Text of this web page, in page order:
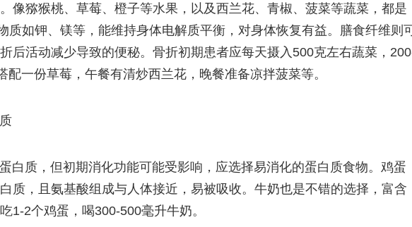
像猕猴桃、草莓、橙子等水果，以及西兰花、青椒、菠菜等蔬菜，都是
质如钾、镁等，能维持身体电解质平衡，对身体恢复有益。膳食纤维则
后活动减少导致的便秘。骨折初期患者应每天摄入500克左右蔬菜，
配一份草莓，午餐有清炒西兰花，晚餐准备凉拌菠菜等。
白质，但初期消化功能可能受影响，应选择易消化的蛋白质食物。鸡蛋
质，且氨基酸组成与人体接近，易被吸收。牛奶也是不错的选择，富含
1-2个鸡蛋，喝300-500毫升牛奶。